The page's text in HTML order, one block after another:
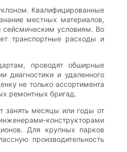
Квалифицированные
местных материалов,
условиям. Во
транспортные расходы и
проводят обширные
диагностики и удаленного
не только ассортимента
ремонтных бригад.
занять месяцы или годы от
конструкторами
Для крупных парков
производительность